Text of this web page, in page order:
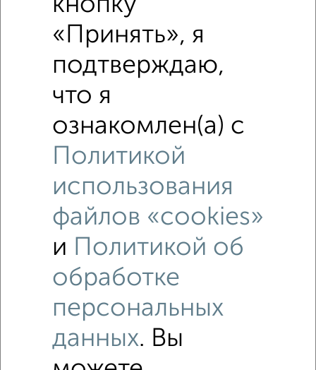
Рядом, с меньшей ценой
Недалеко от ЖК Поколение с ценой ниже
2‑комнатные квартиры
«Принять», я
подтверждаю,
что я
ознакомлен(а) с
Политикой
использования
файлов «cookies»
и
Политикой об
обработке
персональных
данных. Вы